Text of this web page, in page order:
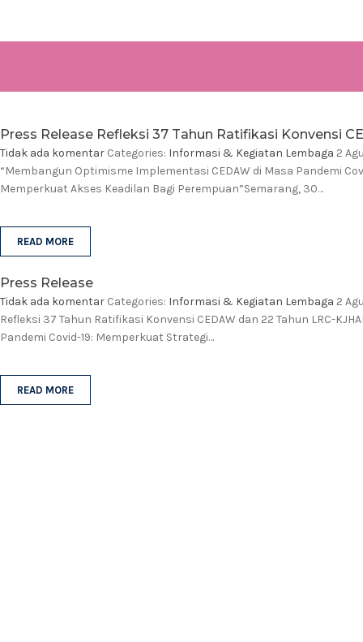
Press Release Refleksi 37 Tahun Ratifikasi Konvensi
Tidak ada komentar Categories: Informasi & Kegiatan Lembaga 2
“Membangun Optimisme Implementasi CEDAW di Masa Pandemi
Memperkuat Akses Keadilan Bagi Perempuan”Semarang, 30…
READ MORE
Press Release
Tidak ada komentar Categories: Informasi & Kegiatan Lembaga 2
Refleksi 37 Tahun Ratifikasi Konvensi CEDAW dan 22 Tahun LRC-
Pandemi Covid-19: Memperkuat Strategi…
READ MORE